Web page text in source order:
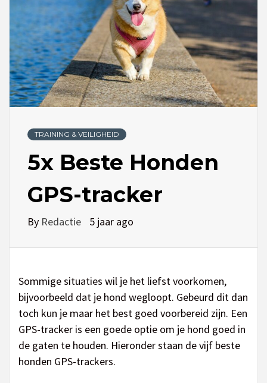
TRAINING & VEILIGHEID
5x Beste Honden
GPS-tracker
By Redactie 5 jaar ago
Sommige situaties wil je het liefst voorkomen,
bijvoorbeeld dat je hond wegloopt. Gebeurd dit dan
toch kun je maar het best goed voorbereid zijn. Een
GPS-tracker is een goede optie om je hond goed in
de gaten te houden. Hieronder staan de vijf beste
honden GPS-trackers.